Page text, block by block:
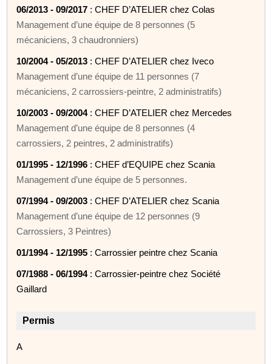
06/2013 - 09/2017 : CHEF D’ATELIER chez Colas
Management d’une équipe de 8 personnes (5
mécaniciens, 3 chaudronniers)
10/2004 - 05/2013 : CHEF D’ATELIER chez Iveco
Management d’une équipe de 11 personnes (7
mécaniciens, 2 carrossiers-peintre, 2 administratifs)
10/2003 - 09/2004: CHEF D’ATELIER chez Mercedes
Management d’une équipe de 8 personnes (4
carrossiers, 2 peintres, 2 administratifs)
01/1995 - 12/1996 : CHEF d’EQUIPE chez Scania
Management d’une équipe de 5 personnes.
07/1994 - 09/2003 : CHEF D’ATELIER chez Scania
Management d’une équipe de 12 personnes (9
Carrossiers, 3 Peintres)
01/1994 - 12/1995 : Carrossier peintre chez Scania
07/1988 - 06/1994: Carrossier-peintre chez Société
Gaillard
Permis
A